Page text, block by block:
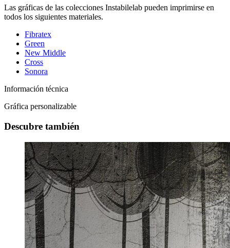
Las gráficas de las colecciones Instabilelab pueden imprimirse en
todos los siguientes materiales.
Fibratex
Green
New Middle
Cross
Sonora
Información técnica
Gráfica personalizable
Descubre también